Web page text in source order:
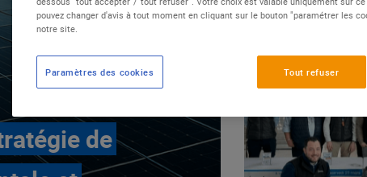
de
pouvez changer d'avis à tout moment en cliquant sur le bouton "paramétrer les
notre site.
Tout refuser
Paramètres des cookies